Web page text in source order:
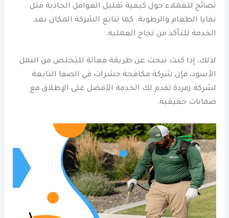
نصائح للعملاء حول كيفية تقليل العوامل الجاذبة مثل
بقايا الطعام والرطوبة. كما تتابع الشركة المكان بعد
الخدمة للتأكد من نجاح العملية.
لذلك، إذا كنت تبحث عن طريقة فعالة للتخلص من النمل
الأسود، فإن شركة مكافحة حشرات في الصفا التابعة
لشركة زمردة تقدم لك الخدمة الأفضل على الإطلاق مع
ضمانات حقيقية.